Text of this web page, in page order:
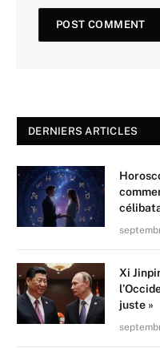
DERNIERS ARTICLES
Xi
juste »